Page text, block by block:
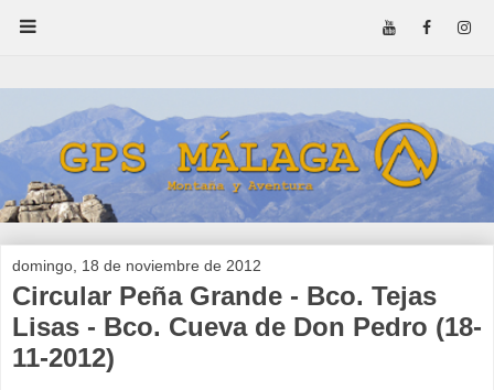
domingo, 18 de noviembre de 2012
Circular Peña Grande - Bco. Tejas
Lisas - Bco. Cueva de Don Pedro (18-
11-2012)